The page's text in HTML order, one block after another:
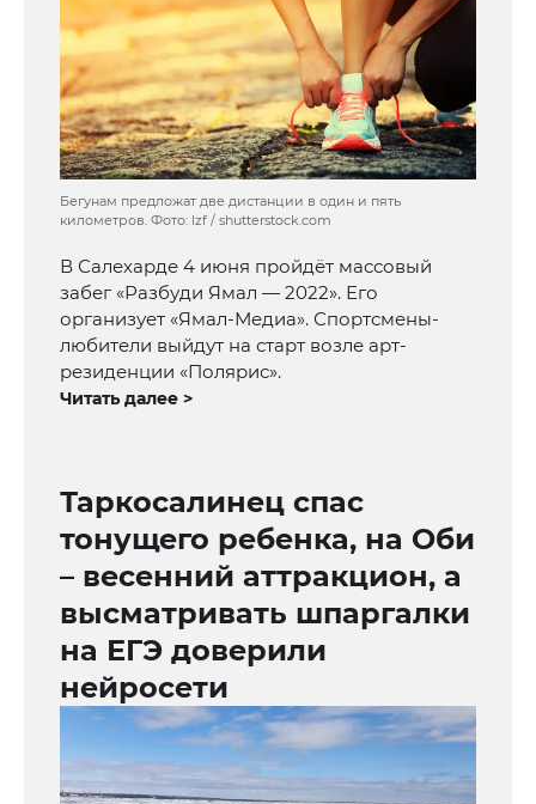
Бегунам предложат две дистанции в один и пять
километров. Фото: lzf / shutterstock.com
В Салехарде 4 июня пройдёт массовый
забег «Разбуди Ямал — 2022». Его
организует «Ямал-Медиа». Спортсмены-
любители выйдут на старт возле арт-
резиденции «Полярис».
Читать далее >
Таркосалинец спас
тонущего ребенка, на Оби
– весенний аттракцион, а
высматривать шпаргалки
на ЕГЭ доверили
нейросети